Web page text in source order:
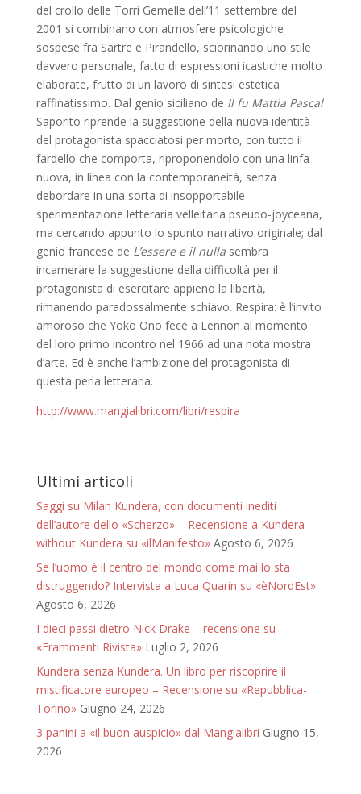
del crollo delle Torri Gemelle dell’11 settembre del
2001 si combinano con atmosfere psicologiche
sospese fra Sartre e Pirandello, sciorinando uno stile
davvero personale, fatto di espressioni icastiche molto
elaborate, frutto di un lavoro di sintesi estetica
raffinatissimo. Dal genio siciliano de Il fu Mattia Pascal
Saporito riprende la suggestione della nuova identità
del protagonista spacciatosi per morto, con tutto il
fardello che comporta, riproponendolo con una linfa
nuova, in linea con la contemporaneità, senza
debordare in una sorta di insopportabile
sperimentazione letteraria velleitaria pseudo-joyceana,
ma cercando appunto lo spunto narrativo originale; dal
genio francese de L’essere e il nullasembra
incamerare la suggestione della difficoltà per il
protagonista di esercitare appieno la libertà,
rimanendo paradossalmente schiavo. Respira: è l’invito
amoroso che Yoko Ono fece a Lennon al momento
del loro primo incontro nel 1966 ad una nota mostra
d’arte. Ed è anche l’ambizione del protagonista di
questa perla letteraria.
http://www.mangialibri.com/libri/respira
Ultimi articoli
Saggi su Milan Kundera, con documenti inediti
dell’autore dello «Scherzo» – Recensione a Kundera
without Kundera su «ilManifesto» Agosto 6, 2026
Se l’uomo è il centro del mondo come mai lo sta
distruggendo? Intervista a Luca Quarin su «èNordEst»
Agosto 6, 2026
I dieci passi dietro Nick Drake – recensione su
«Frammenti Rivista» Luglio 2, 2026
Kundera senza Kundera. Un libro per riscoprire il
mistificatore europeo – Recensione su «Repubblica-
Torino» Giugno 24, 2026
3 panini a «il buon auspicio» dal Mangialibri Giugno 15,
2026